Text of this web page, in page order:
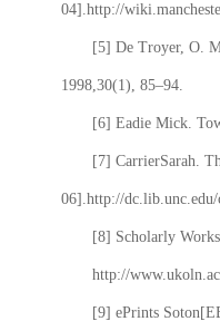
04].http://
[5] De Troyer, O.
1998,30(1), 85–94.
[6] Eadie Mick.
[7] CarrierSarah.
06].http://
[8] Scholarly
http://
[9] ePrints